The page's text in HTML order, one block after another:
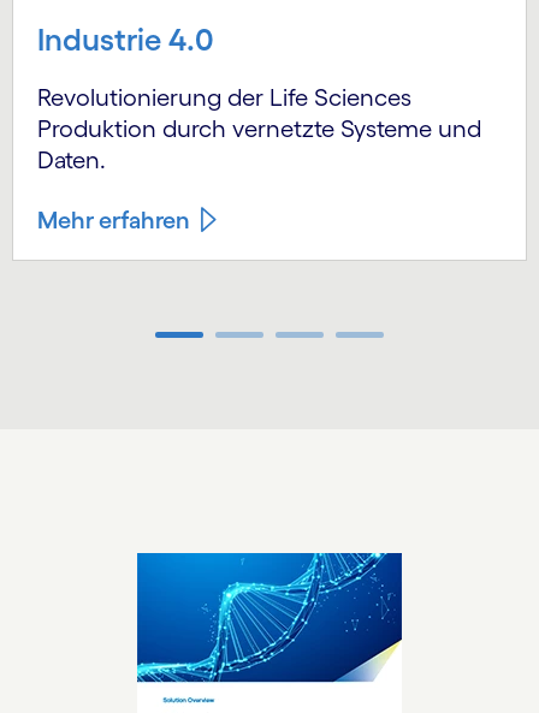
Industrie 4.0
Revolutionierung der Life Sciences
Produktion durch vernetzte Systeme und
Daten.
Mehr erfahren